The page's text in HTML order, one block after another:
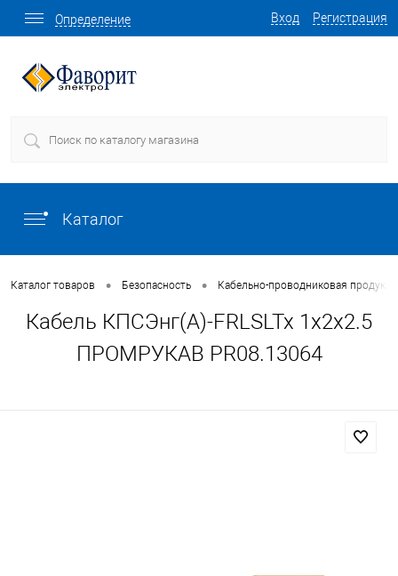
Вход Регистрация
Определение
Каталог
Каталог товаров • Безопасность • Кабельно-проводниковая
Кабель КПСЭнг(А)-FRLSLTx 1х2х2.5
ПРОМРУКАВ PR08.13064